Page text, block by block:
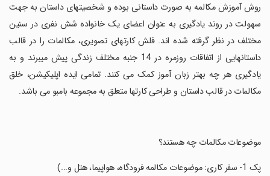
‏روش آموزش مکالمه به صورت داستانی بوده و شخصیتهای داستان به جهت
سهولت در روند یادگیری به عنوان اعضای یک خانواده شش نفری در سنین
مختلف در نظر گرفته شده اند. فلش کارتهای تصویری، مکالمات را در قالب
داستانهایی از اتفاقات روزمره در 14 جنبه مختلف زندگی پیش میبرند و به
یادگیری هر چه بهتر زبان آموز کمک می کنند. تمامی ایده اپلیکیشن، خلق
مکالمات در قالب داستان و طراحی کارتها متعلق به مجموعه بامبو می باشد.
‏موضوعات مکالمات چه هستند؟
‏پک 1- سفر کاری: موضوعات مکالمه فرودگاه، هواپیما، هتل و...)